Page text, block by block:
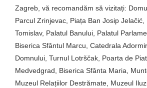
Zagreb, vă recomandăm să vizitați:
Parcul Zrinjevac, Piața Ban Josip Jelačić,
Tomislav, Palatul Banului, Palatul
Biserica Sfântul Marcu, Catedrala
Domnului, Turnul Lotrščak, Poarta de
Medvedgrad, Biserica Sfânta Maria,
Muzeul Relațiilor Destrămate, Muzeul